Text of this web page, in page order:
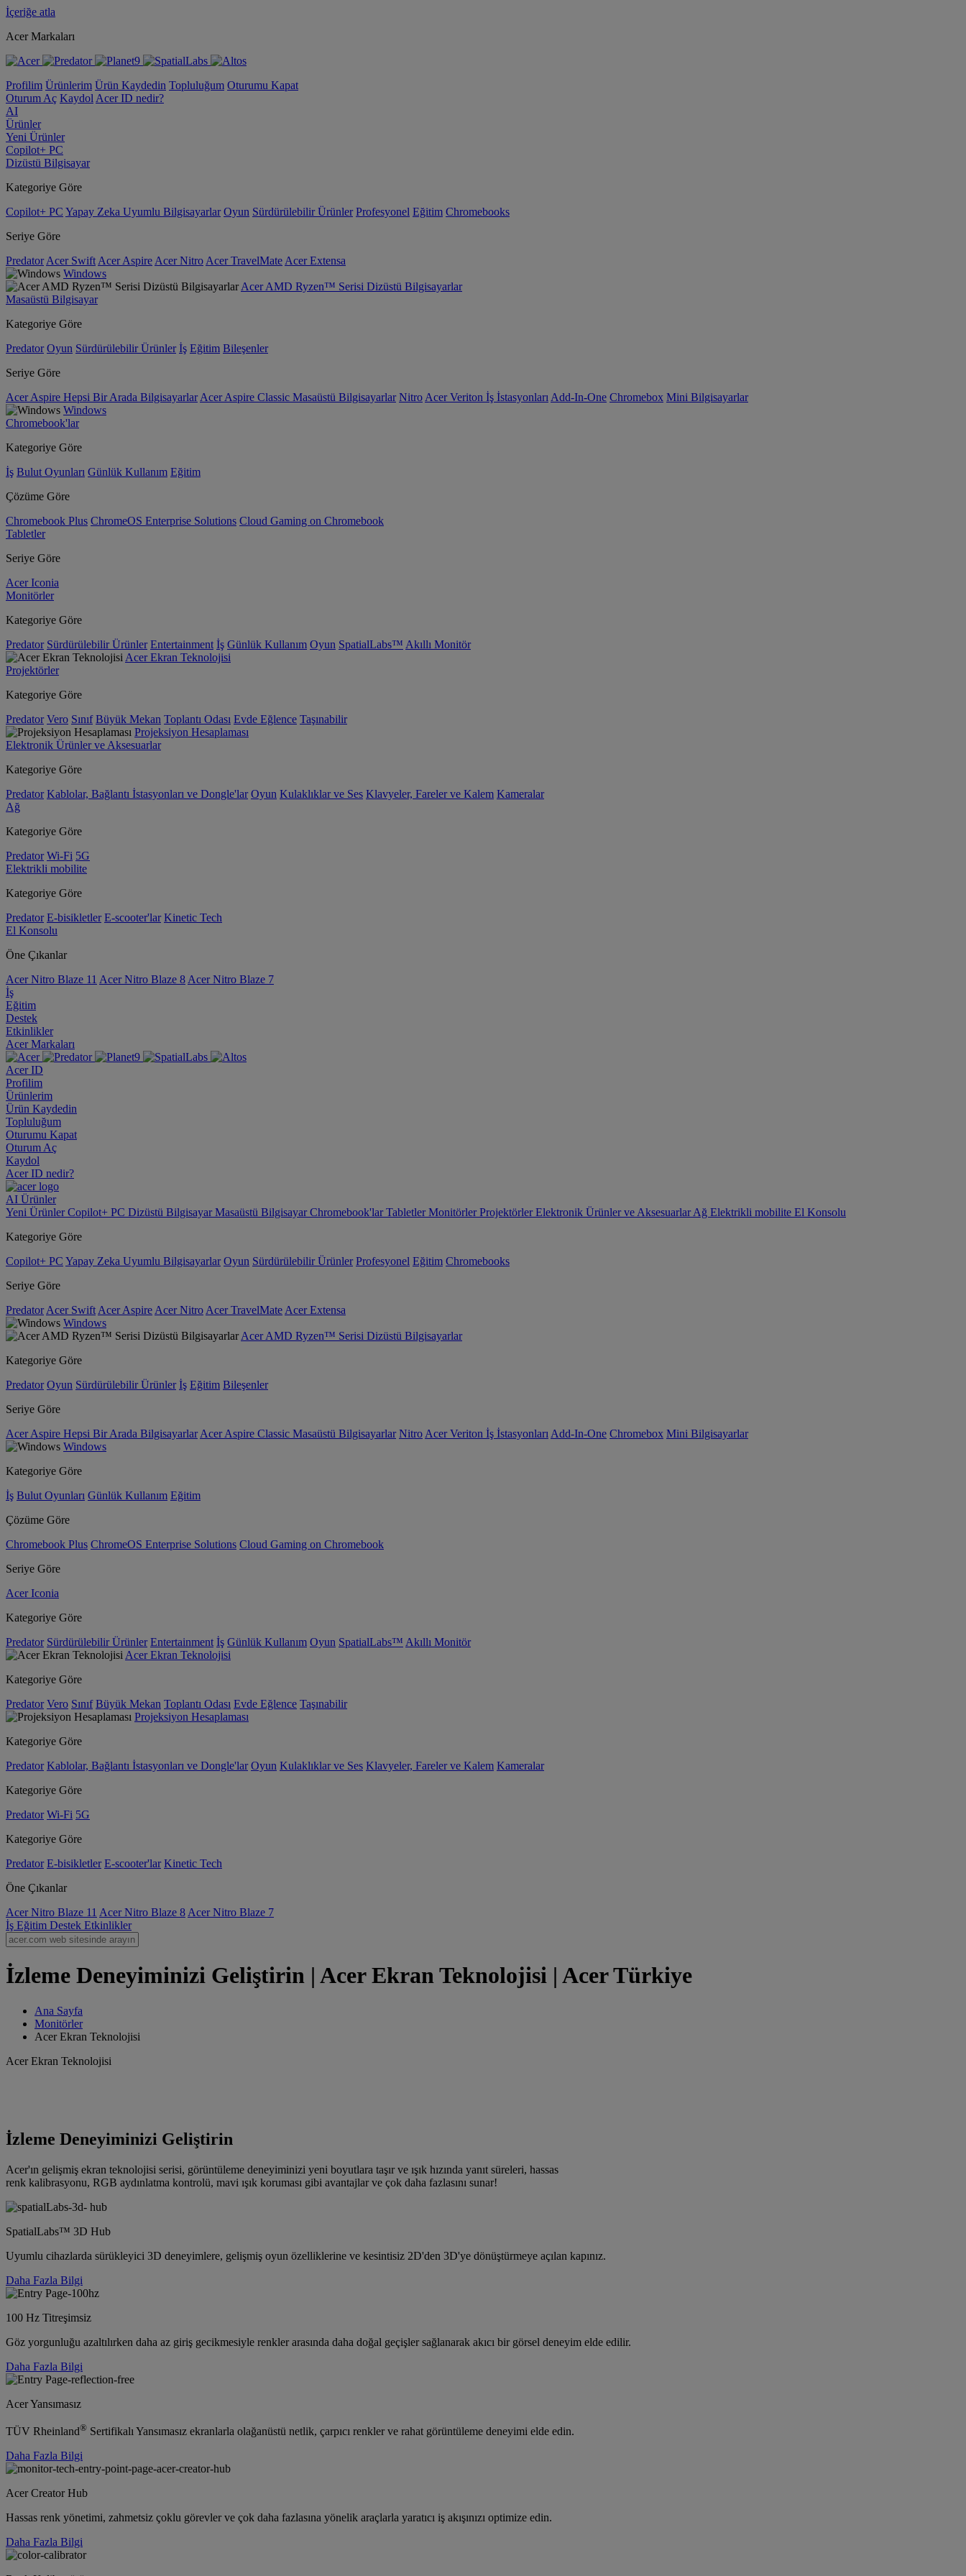
İçeriğe atla
Acer Markaları
Profilim Ürünlerim Ürün Kaydedin Topluluğum Oturumu Kapat
Oturum Aç Kaydol Acer ID nedir?
AI
Ürünler
Yeni Ürünler
Copilot+ PC
Dizüstü Bilgisayar
Kategoriye Göre
Copilot+ PC Yapay Zeka Uyumlu Bilgisayarlar Oyun Sürdürülebilir Ürünler Profesyonel Eğitim Chromebooks
Seriye Göre
Predator Acer Swift Acer Aspire Acer Nitro Acer TravelMate Acer Extensa
Windows
Acer AMD Ryzen™ Serisi Dizüstü Bilgisayarlar
Masaüstü Bilgisayar
Kategoriye Göre
Predator Oyun Sürdürülebilir Ürünler İş Eğitim Bileşenler
Seriye Göre
Acer Aspire Hepsi Bir Arada Bilgisayarlar Acer Aspire Classic Masaüstü Bilgisayarlar Nitro Acer Veriton İş İstasyonları Add-In-One Chromebox Mini Bilgisayarlar
Windows
Chromebook'lar
Kategoriye Göre
İş Bulut Oyunları Günlük Kullanım Eğitim
Çözüme Göre
Chromebook Plus ChromeOS Enterprise Solutions Cloud Gaming on Chromebook
Tabletler
Seriye Göre
Acer Iconia
Monitörler
Kategoriye Göre
Predator Sürdürülebilir Ürünler Entertainment İş Günlük Kullanım Oyun SpatialLabs™ Akıllı Monitör
Acer Ekran Teknolojisi
Projektörler
Kategoriye Göre
Predator Vero Sınıf Büyük Mekan Toplantı Odası Evde Eğlence Taşınabilir
Projeksiyon Hesaplaması
Elektronik Ürünler ve Aksesuarlar
Kategoriye Göre
Predator Kablolar, Bağlantı İstasyonları ve Dongle'lar Oyun Kulaklıklar ve Ses Klavyeler, Fareler ve Kalem Kameralar
Ağ
Kategoriye Göre
Predator Wi-Fi 5G
Elektrikli mobilite
Kategoriye Göre
Predator E-bisikletler E-scooter'lar Kinetic Tech
El Konsolu
Öne Çıkanlar
Acer Nitro Blaze 11 Acer Nitro Blaze 8 Acer Nitro Blaze 7
İş
Eğitim
Destek
Etkinlikler
Acer Markaları
Acer ID
Profilim
Ürünlerim
Ürün Kaydedin
Topluluğum
Oturumu Kapat
Oturum Aç
Kaydol
Acer ID nedir?
AI Ürünler
Yeni ÜrünlerCopilot+ PC Dizüstü BilgisayarMasaüstü BilgisayarChromebook'larTabletlerMonitörlerProjektörlerElektronik Ürünler ve AksesuarlarAğ Elektrikli mobilite El Konsolu
Kategoriye Göre
Copilot+ PC Yapay Zeka Uyumlu Bilgisayarlar Oyun Sürdürülebilir Ürünler Profesyonel Eğitim Chromebooks
Seriye Göre
Predator Acer Swift Acer Aspire Acer Nitro Acer TravelMate Acer Extensa
Windows
Acer AMD Ryzen™ Serisi Dizüstü Bilgisayarlar
Kategoriye Göre
Predator Oyun Sürdürülebilir Ürünler İş Eğitim Bileşenler
Seriye Göre
Acer Aspire Hepsi Bir Arada Bilgisayarlar Acer Aspire Classic Masaüstü Bilgisayarlar Nitro Acer Veriton İş İstasyonları Add-In-One Chromebox Mini Bilgisayarlar
Windows
Kategoriye Göre
İş Bulut Oyunları Günlük Kullanım Eğitim
Çözüme Göre
Chromebook Plus ChromeOS Enterprise Solutions Cloud Gaming on Chromebook
Seriye Göre
Acer Iconia
Kategoriye Göre
Predator Sürdürülebilir Ürünler Entertainment İş Günlük Kullanım Oyun SpatialLabs™ Akıllı Monitör
Acer Ekran Teknolojisi
Kategoriye Göre
Predator Vero Sınıf Büyük Mekan Toplantı Odası Evde Eğlence Taşınabilir
Projeksiyon Hesaplaması
Kategoriye Göre
Predator Kablolar, Bağlantı İstasyonları ve Dongle'lar Oyun Kulaklıklar ve Ses Klavyeler, Fareler ve Kalem Kameralar
Kategoriye Göre
Predator Wi-Fi 5G
Kategoriye Göre
Predator E-bisikletler E-scooter'lar Kinetic Tech
Öne Çıkanlar
Acer Nitro Blaze 11 Acer Nitro Blaze 8 Acer Nitro Blaze 7
İş Eğitim Destek Etkinlikler
İzleme Deneyiminizi Geliştirin | Acer Ekran Teknolojisi | Acer Türkiye
Ana Sayfa
Monitörler
Acer Ekran Teknolojisi
Acer Ekran Teknolojisi
İzleme Deneyiminizi Geliştirin
Acer'ın gelişmiş ekran teknolojisi serisi, görüntüleme deneyiminizi yeni boyutlara taşır ve ışık hızında yanıt süreleri, hassas
renk kalibrasyonu, RGB aydınlatma kontrolü, mavi ışık koruması gibi avantajlar ve çok daha fazlasını sunar!
SpatialLabs™ 3D Hub
Uyumlu cihazlarda sürükleyici 3D deneyimlere, gelişmiş oyun özelliklerine ve kesintisiz 2D'den 3D'ye dönüştürmeye açılan kapınız.
Daha Fazla Bilgi
100 Hz Titreşimsiz
Göz yorgunluğu azaltılırken daha az giriş gecikmesiyle renkler arasında daha doğal geçişler sağlanarak akıcı bir görsel deneyim elde edilir.
Daha Fazla Bilgi
Acer Yansımasız
TÜV Rheinland® Sertifikalı Yansımasız ekranlarla olağanüstü netlik, çarpıcı renkler ve rahat görüntüleme deneyimi elde edin.
Daha Fazla Bilgi
Acer Creator Hub
Hassas renk yönetimi, zahmetsiz çoklu görevler ve çok daha fazlasına yönelik araçlarla yaratıcı iş akışınızı optimize edin.
Daha Fazla Bilgi